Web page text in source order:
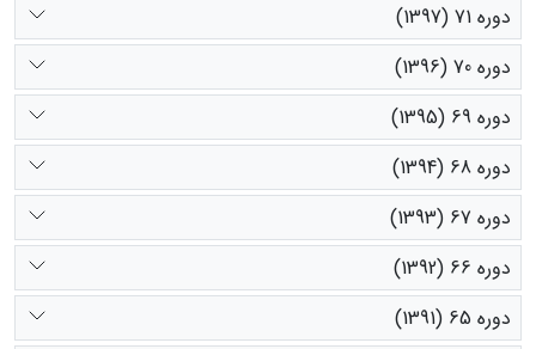
دوره 71 (1397)
دوره 70 (1396)
دوره 69 (1395)
دوره 68 (1394)
دوره 67 (1393)
دوره 66 (1392)
دوره 65 (1391)